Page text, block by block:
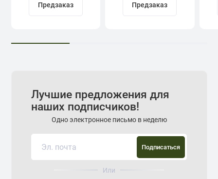
Предзаказ Предзаказ
Лучшие предложения для
наших подписчиков!
Одно электронное письмо в неделю
Подписаться
Или